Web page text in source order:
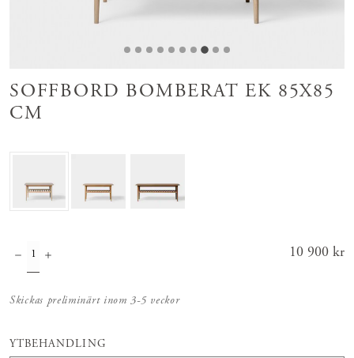
SOFFBORD BOMBERAT EK 85X85
CM
Pris:
10 900 kr
Skickas preliminärt inom 3-5 veckor
YTBEHANDLING